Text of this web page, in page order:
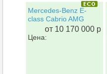
Mercedes-Benz E-
class Cabrio AMG
от 10 170 000 р
Цена: